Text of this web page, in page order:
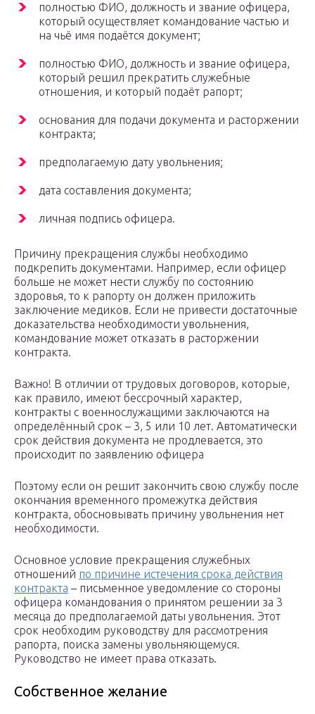
полностью ФИО, должность и звание офицера,
который осуществляет командование частью и
на чьё имя подаётся документ;
полностью ФИО, должность и звание офицера,
который решил прекратить служебные
отношения, и который подаёт рапорт;
основания для подачи документа и расторжении
контракта;
предполагаемую дату увольнения;
дата составления документа;
личная подпись офицера.
Причину прекращения службы необходимо
подкрепить документами. Например, если офицер
больше не может нести службу по состоянию
здоровья, то к рапорту он должен приложить
заключение медиков. Если не привести достаточные
доказательства необходимости увольнения,
командование может отказать в расторжении
контракта.
Важно! В отличии от трудовых договоров, которые,
как правило, имеют бессрочный характер,
контракты с военнослужащими заключаются на
определённый срок – 3, 5 или 10 лет. Автоматически
срок действия документа не продлевается, это
происходит по заявлению офицера
Поэтому если он решит закончить свою службу после
окончания временного промежутка действия
контракта, обосновывать причину увольнения нет
необходимости.
Основное условие прекращения служебных
отношений по причине истечения срока действия
контракта – письменное уведомление со стороны
офицера командования о принятом решении за 3
месяца до предполагаемой даты увольнения. Этот
срок необходим руководству для рассмотрения
рапорта, поиска замены увольняющемуся.
Руководство не имеет права отказать.
Собственное желание